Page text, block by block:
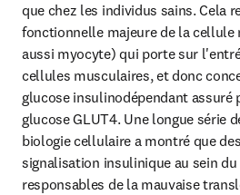
que chez les individus sains. Cela
fonctionnelle majeure de la cellule
aussi myocyte) qui porte sur
cellules musculaires, et donc
glucose insulinodépendant assuré
glucose GLUT4. Une longue série
biologie cellulaire a montré que
signalisation insulinique au sein
responsables de la mauvaise